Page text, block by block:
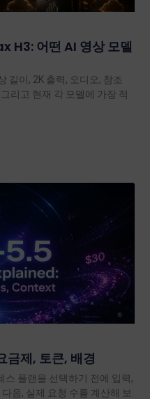
H3: 어떤 AI 영상 모델
길이, 2K 출력, 오디오, 참조
리고 현재 각 모델에 가장 적
금제, 토큰, 배경
스 플랜을 선택하기 전에 입력,
음, 실제 요청 수를 계산해 보